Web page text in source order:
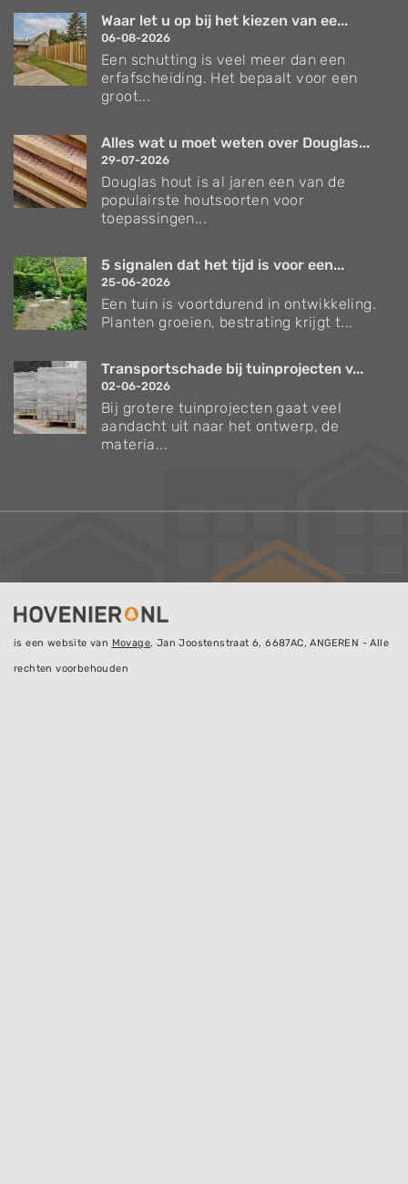
Waar let u op bij het kiezen van ee...
06-08-2026
Een schutting is veel meer dan een
erfafscheiding. Het bepaalt voor een
groot...
Alles wat u moet weten over Douglas...
29-07-2026
Douglas hout is al jaren een van de
populairste houtsoorten voor
toepassingen...
5 signalen dat het tijd is voor een...
25-06-2026
Een tuin is voortdurend in ontwikkeling.
Planten groeien, bestrating krijgt t...
Transportschade bij tuinprojecten v...
02-06-2026
Bij grotere tuinprojecten gaat veel
aandacht uit naar het ontwerp, de
materia...
is een website van Movage, Jan Joostenstraat 6, 6687AC, ANGEREN - Alle
rechten voorbehouden